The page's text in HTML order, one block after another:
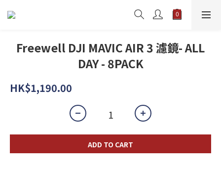
Freewell DJI MAVIC AIR 3 濾鏡- ALL
DAY - 8PACK
HK$1,190.00
ADD TO CART